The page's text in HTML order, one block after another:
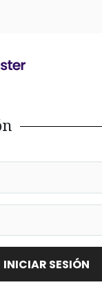
INICIAR SESIÓN